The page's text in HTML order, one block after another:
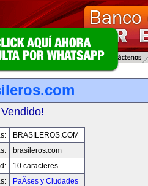
Vendido!
BRASILEROS.COM
brasileros.com
10 caracteres
PaÃ­ses y Ciudades